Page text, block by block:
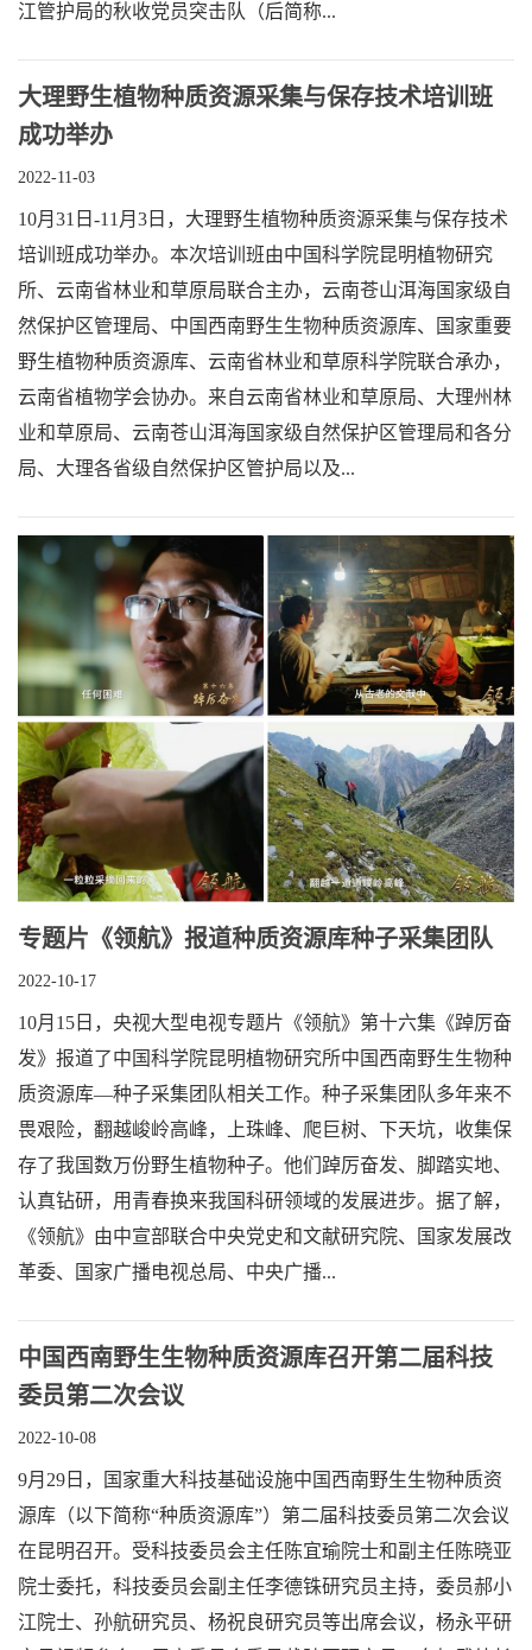
江管护局的秋收党员突击队（后简称...
大理野生植物种质资源采集与保存技术培训班
成功举办
2022-11-03
10月31日-11月3日，大理野生植物种质资源采集与保存技术
培训班成功举办。本次培训班由中国科学院昆明植物研究
所、云南省林业和草原局联合主办，云南苍山洱海国家级自
然保护区管理局、中国西南野生生物种质资源库、国家重要
野生植物种质资源库、云南省林业和草原科学院联合承办，
云南省植物学会协办。来自云南省林业和草原局、大理州林
业和草原局、云南苍山洱海国家级自然保护区管理局和各分
局、大理各省级自然保护区管护局以及...
专题片《领航》报道种质资源库种子采集团队
2022-10-17
10月15日，央视大型电视专题片《领航》第十六集《踔厉奋
发》报道了中国科学院昆明植物研究所中国西南野生生物种
质资源库—种子采集团队相关工作。种子采集团队多年来不
畏艰险，翻越峻岭高峰，上珠峰、爬巨树、下天坑，收集保
存了我国数万份野生植物种子。他们踔厉奋发、脚踏实地、
认真钻研，用青春换来我国科研领域的发展进步。据了解，
《领航》由中宣部联合中央党史和文献研究院、国家发展改
革委、国家广播电视总局、中央广播...
中国西南野生生物种质资源库召开第二届科技
委员第二次会议
2022-10-08
9月29日，国家重大科技基础设施中国西南野生生物种质资
源库（以下简称“种质资源库”）第二届科技委员第二次会议
在昆明召开。受科技委员会主任陈宜瑜院士和副主任陈晓亚
院士委托，科技委员会副主任李德铢研究员主持，委员郝小
江院士、孙航研究员、杨祝良研究员等出席会议，杨永平研